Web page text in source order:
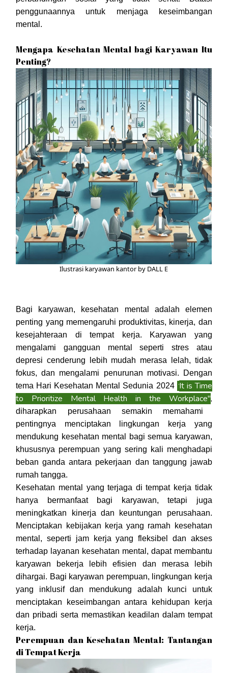
penggunaannya untuk menjaga keseimbangan
mental.
Mengapa Kesehatan Mental bagi Karyawan Itu
Penting?
Ilustrasi karyawan kantor by DALL E
Bagi karyawan, kesehatan mental adalah elemen
penting yang memengaruhi produktivitas, kinerja, dan
kesejahteraan di tempat kerja. Karyawan yang
mengalami gangguan mental seperti stres atau
depresi cenderung lebih mudah merasa lelah, tidak
fokus, dan mengalami penurunan motivasi. Dengan
tema Hari Kesehatan Mental Sedunia 2024 "It is Time
to Prioritize Mental Health in the Workplace",
diharapkan perusahaan semakin memahami
pentingnya menciptakan lingkungan kerja yang
mendukung kesehatan mental bagi semua karyawan,
khususnya perempuan yang sering kali menghadapi
beban ganda antara pekerjaan dan tanggung jawab
rumah tangga.
Kesehatan mental yang terjaga di tempat kerja tidak
hanya bermanfaat bagi karyawan, tetapi juga
meningkatkan kinerja dan keuntungan perusahaan.
Menciptakan kebijakan kerja yang ramah kesehatan
mental, seperti jam kerja yang fleksibel dan akses
terhadap layanan kesehatan mental, dapat membantu
karyawan bekerja lebih efisien dan merasa lebih
dihargai. Bagi karyawan perempuan, lingkungan kerja
yang inklusif dan mendukung adalah kunci untuk
menciptakan keseimbangan antara kehidupan kerja
dan pribadi serta memastikan keadilan dalam tempat
kerja.
Perempuan dan Kesehatan Mental: Tantangan
di Tempat Kerja